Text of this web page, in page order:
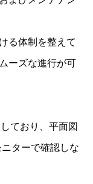
る体制を整えて
ーズな進行が可
ており、平面図
ターで確認しな